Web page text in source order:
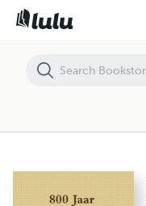
800 Jaar Magna Carta